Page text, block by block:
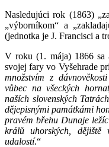
Nasledujúci rok (1863)
„výborníkom“ a
(jednotka je J. Francisci a
V roku (1. mája) 1866 sa
svojej fary vo Vyšehrade
množstvím z
vůbec na všeckých
naších slovenských
dějepisnými památkámi
pravém břehu Dunaje
králů uhorských, dějiště
udalostí.“